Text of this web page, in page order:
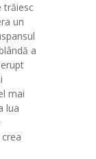
trăiesc
un
a
mai
lua